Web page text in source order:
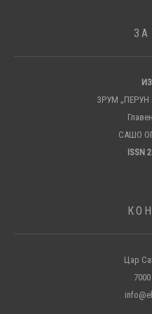
ЗРУМ „ПЕРУН
САШО
ISSN
Цар